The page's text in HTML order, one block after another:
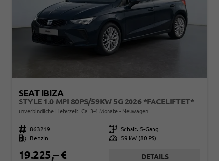
SEAT IBIZA
STYLE 1.0 MPI 80PS/59KW 5G 2026 *FACELIFTET*
unverbindliche Lieferzeit: Ca. 3-4 Monate Neuwagen
Fahrzeugnr. 863219 Getriebe Schalt. 5-Gang
Kraftstoff
Benzin Leistung 59 kW (80 PS)
19.225,– € DETAILS